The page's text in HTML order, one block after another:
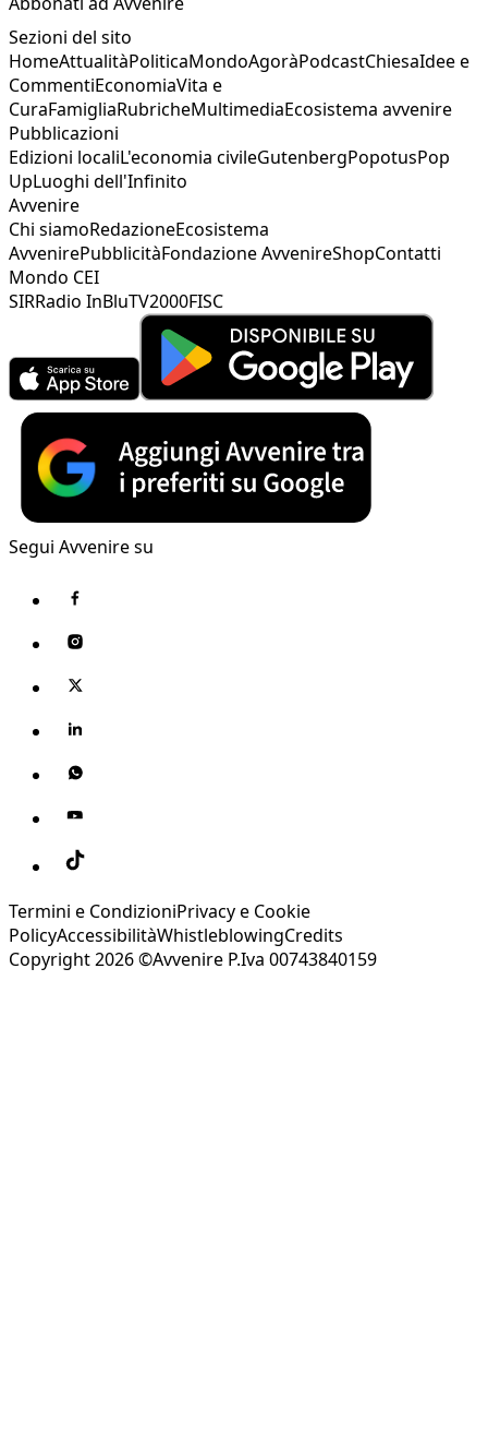
Sezioni del sito
HomeAttualitàPoliticaMondoAgoràPodcastChiesaIdee e
CommentiEconomiaVita e
CuraFamigliaRubricheMultimediaEcosistema avvenire
Pubblicazioni
Edizioni localiL'economia civileGutenbergPopotusPop
UpLuoghi dell'Infinito
Avvenire
Chi siamoRedazioneEcosistema
AvvenirePubblicitàFondazione AvvenireShopContatti
Mondo CEI
SIRRadio InBluTV2000FISC
Segui Avvenire su
Termini e CondizioniPrivacy e Cookie
PolicyAccessibilitàWhistleblowingCredits
Copyright 2026 ©Avvenire P.Iva 00743840159